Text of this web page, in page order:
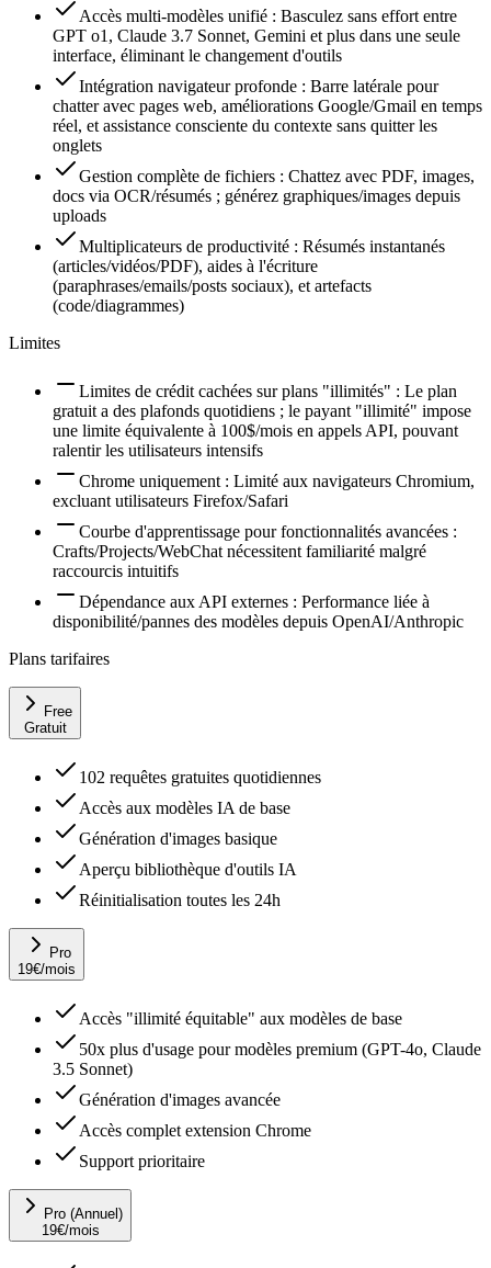
Accès multi-modèles unifié : Basculez sans effort entre
GPT o1, Claude 3.7 Sonnet, Gemini et plus dans une seule
interface, éliminant le changement d'outils
Intégration navigateur profonde : Barre latérale pour
chatter avec pages web, améliorations Google/Gmail en temps
réel, et assistance consciente du contexte sans quitter les
onglets
Gestion complète de fichiers : Chattez avec PDF, images,
docs via OCR/résumés ; générez graphiques/images depuis
uploads
Multiplicateurs de productivité : Résumés instantanés
(articles/vidéos/PDF), aides à l'écriture
(paraphrases/emails/posts sociaux), et artefacts
(code/diagrammes)
Limites
Limites de crédit cachées sur plans "illimités" : Le plan
gratuit a des plafonds quotidiens ; le payant "illimité" impose
une limite équivalente à 100$/mois en appels API, pouvant
ralentir les utilisateurs intensifs
Chrome uniquement : Limité aux navigateurs Chromium,
excluant utilisateurs Firefox/Safari
Courbe d'apprentissage pour fonctionnalités avancées :
Crafts/Projects/WebChat nécessitent familiarité malgré
raccourcis intuitifs
Dépendance aux API externes : Performance liée à
disponibilité/pannes des modèles depuis OpenAI/Anthropic
Plans tarifaires
Free
Gratuit
102 requêtes gratuites quotidiennes
Accès aux modèles IA de base
Génération d'images basique
Aperçu bibliothèque d'outils IA
Réinitialisation toutes les 24h
Pro
19€/mois
Accès "illimité équitable" aux modèles de base
50x plus d'usage pour modèles premium (GPT-4o, Claude
3.5 Sonnet)
Génération d'images avancée
Accès complet extension Chrome
Support prioritaire
Pro (Annuel)
19€/mois